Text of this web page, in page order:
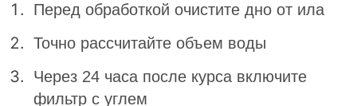
Перед обработкой очистите дно от ила
Точно рассчитайте объем воды
Через 24 часа после курса включите
фильтр с углем